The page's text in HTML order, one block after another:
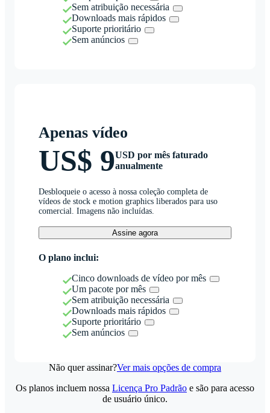
Sem atribuição necessária
Downloads mais rápidos
Suporte prioritário
Sem anúncios
Apenas vídeo
US$ 9USD por mês faturado
anualmente
Desbloqueie o acesso à nossa coleção completa de
vídeos de stock e motion graphics liberados para uso
comercial. Imagens não incluídas.
Assine agora
O plano inclui:
Cinco downloads de vídeo por mês
Um pacote por mês
Sem atribuição necessária
Downloads mais rápidos
Suporte prioritário
Sem anúncios
Não quer assinar?Ver mais opções de compra
Os planos incluem nossa Licença Pro Padrão e são para acesso
de usuário único.